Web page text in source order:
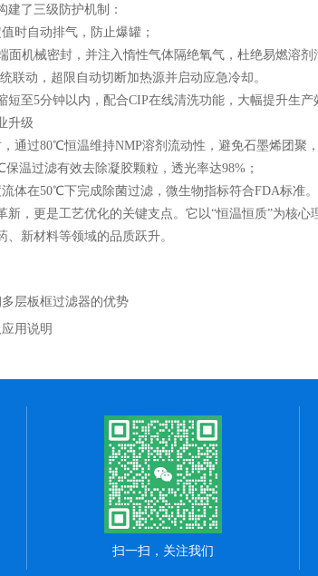
了三级防护机制：
自动排气，防止爆罐；
机械密封，并注入惰性气体隔绝氧气，杜绝易燃溶剂
动，超限自动切断加热源并启动应急冷却。
5分钟以内，配合CIP在线清洗功能，大幅提升生产
升级
过80℃恒温维持NMP溶剂流动性，避免石墨烯团聚，
过滤有效去除凝胶颗粒，透光率达98%；
在50℃下完成除菌过滤，微生物指标符合FDA标准。
更是工艺优化的关键支点。它以“恒温恒质”为核心
新材料等领域的品质跃升。
层板框过滤器的优势
用说明
扫一扫，关注我们